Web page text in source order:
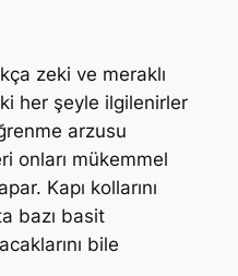
zeki ve meraklı
her şeyle ilgilenirler
arzusu
onları mükemmel
Kapı kollarını
bazı basit
bile